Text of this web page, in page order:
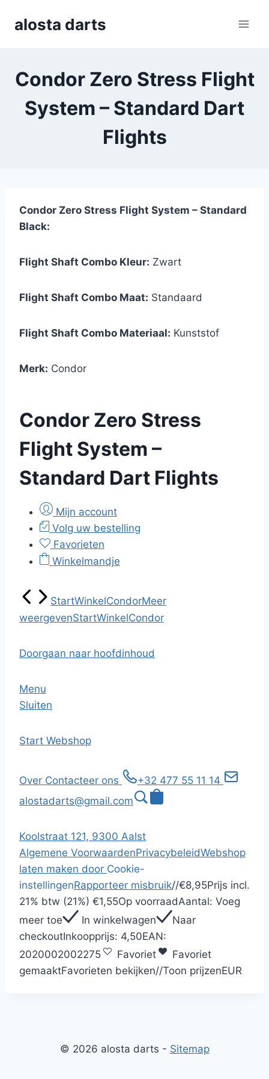
alosta darts
Condor Zero Stress Flight
System – Standard Dart
Flights
Condor Zero Stress Flight System – Standard
Black:
Flight Shaft Combo Kleur: Zwart
Flight Shaft Combo Maat: Standaard
Flight Shaft Combo Materiaal: Kunststof
Merk: Condor
Condor Zero Stress
Flight System –
Standard Dart Flights
Mijn account
Volg uw bestelling
Favorieten
Winkelmandje
StartWinkelCondorMeer
weergevenStartWinkelCondor
Doorgaan naar hoofdinhoud
Menu
Sluiten
Start Webshop
Over Contacteer ons
+32 477 55 11 14
alostadarts@gmail.com
Koolstraat 121, 9300 Aalst
Algemene VoorwaardenPrivacybeleidWebshop
laten maken door Cookie-
instellingenRapporteer misbruik//€8,95Prijs incl.
21% btw (21%) €1,55Op voorraadAantal: Voeg
meer toe
In winkelwagen
Naar
checkoutInkoopprijs: 4,50EAN:
2020002002275
Favoriet
Favoriet
gemaaktFavorieten bekijken//Toon prijzenEUR
© 2026 alosta darts - Sitemap